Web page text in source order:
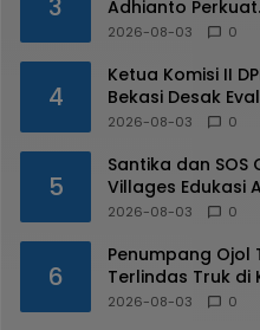
3
Adhianto Perkuat
Pengawasan
2026-08-03 0
4
Ketua Komisi II
Bekasi Desak
Usai Dugaan
2026-08-03 0
5
Santika dan SOS
Villages Edukasi
Mengenal
2026-08-03 0
6
Penumpang Ojol
Terlindas Truk di
2026-08-03 0